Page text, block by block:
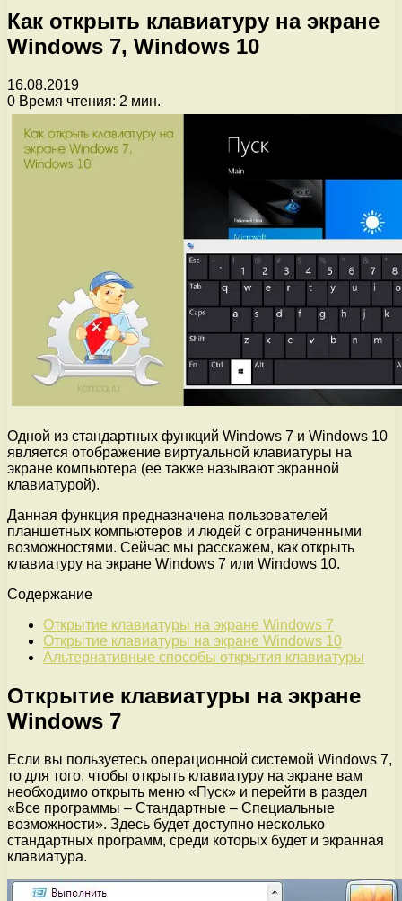
Как открыть клавиатуру на экране
Windows 7, Windows 10
16.08.2019
0 Время чтения: 2 мин.
Одной из стандартных функций Windows 7 и Windows 10
является отображение виртуальной клавиатуры на
экране компьютера (ее также называют экранной
клавиатурой).
Данная функция предназначена пользователей
планшетных компьютеров и людей с ограниченными
возможностями. Сейчас мы расскажем, как открыть
клавиатуру на экране Windows 7 или Windows 10.
Содержание
Открытие клавиатуры на экране Windows 7
Открытие клавиатуры на экране Windows 10
Альтернативные способы открытия клавиатуры
Открытие клавиатуры на экране
Windows 7
Если вы пользуетесь операционной системой Windows 7,
то для того, чтобы открыть клавиатуру на экране вам
необходимо открыть меню «Пуск» и перейти в раздел
«Все программы – Стандартные – Специальные
возможности». Здесь будет доступно несколько
стандартных программ, среди которых будет и экранная
клавиатура.